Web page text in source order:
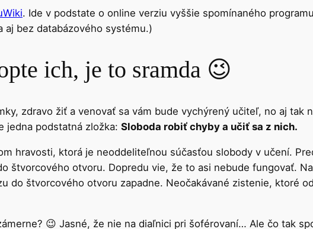
. Ide v podstate o online verziu vyššie spomínaného
bez databázového systému.)
ich, je to sramda 😉
zdravo žiť a venovať sa vám bude vychýrený učiteľ, no aj tak
jedna podstatná zložka: Sloboda robiť chyby a učiť sa z nich.
hravosti, ktorá je neoddeliteľnou súčasťou slobody v učení.
štvorcového otvoru. Dopredu vie, že to asi nebude fungovať.
do štvorcového otvoru zapadne. Neočakávané zistenie, ktoré
😉 Jasné, že nie na diaľnici pri šoférovaní… Ale čo tak